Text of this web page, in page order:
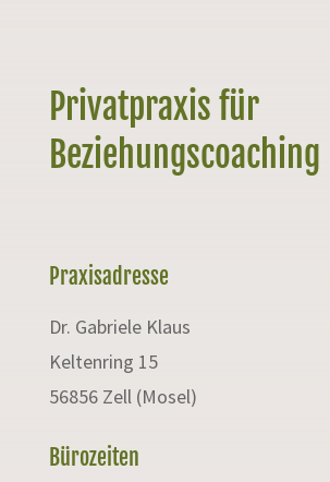
Privatpraxis für
Beziehungscoaching
Praxisadresse
Dr. Gabriele Klaus
Keltenring 15
56856 Zell (Mosel)
Bürozeiten